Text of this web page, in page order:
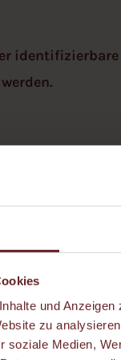
und
zu
soziale Medien,
wie das
das
oder die